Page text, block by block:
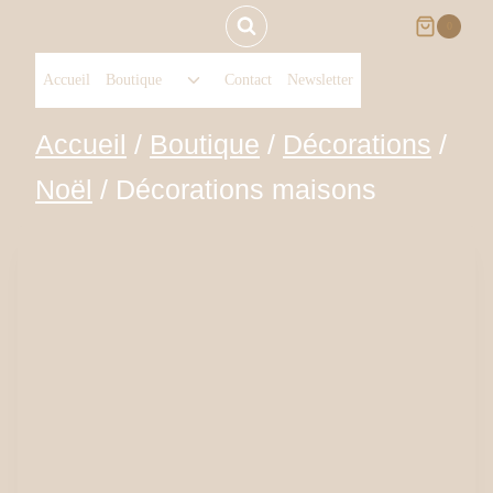
contenu
Accueil Boutique
Ouvrir/fermer
enfant
Contact Newsletter
Accueil / Boutique / Décorations /
Noël / Décorations maisons